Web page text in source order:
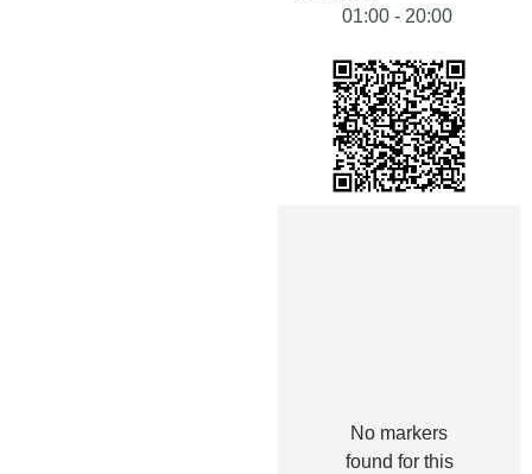
01:00 - 20:00
No markers
found for this